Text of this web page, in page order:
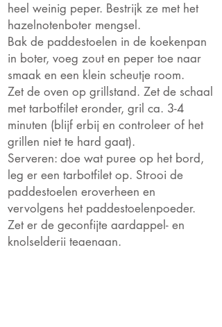
heel weinig peper. Bestrijk ze met het
hazelnotenboter mengsel.
Bak de paddestoelen in de koekenpan
in boter, voeg zout en peper toe naar
smaak en een klein scheutje room.
Zet de oven op grillstand. Zet de schaal
met tarbotfilet eronder, gril ca. 3-4
minuten (blijf erbij en controleer of het
grillen niet te hard gaat).
Serveren: doe wat puree op het bord,
leg er een tarbotfilet op. Strooi de
paddestoelen eroverheen en
vervolgens het paddestoelenpoeder.
Zet er de geconfijte aardappel- en
knolselderij tegenaan.